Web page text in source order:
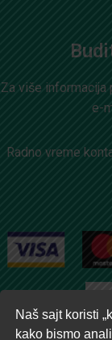
Za više informacija
e-
Radno vreme
Naš sajt koristi
kako bismo